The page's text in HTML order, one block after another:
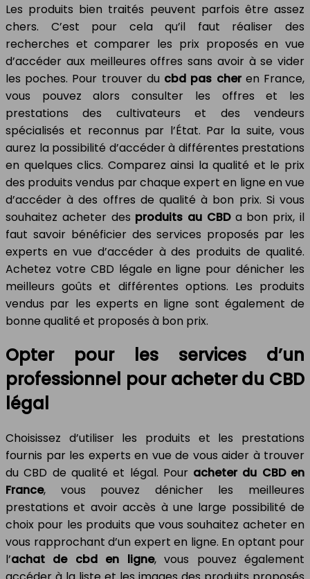
Les produits bien traités peuvent parfois être assez
chers. C’est pour cela qu’il faut réaliser des
recherches et comparer les prix proposés en vue
d’accéder aux meilleures offres sans avoir à se vider
les poches. Pour trouver du cbd pas cher en France,
vous pouvez alors consulter les offres et les
prestations des cultivateurs et des vendeurs
spécialisés et reconnus par l’État. Par la suite, vous
aurez la possibilité d’accéder à différentes prestations
en quelques clics. Comparez ainsi la qualité et le prix
des produits vendus par chaque expert en ligne en vue
d’accéder à des offres de qualité à bon prix. Si vous
souhaitez acheter des produits au CBDa bon prix, il
faut savoir bénéficier des services proposés par les
experts en vue d’accéder à des produits de qualité.
Achetez votre CBD légale en ligne pour dénicher les
meilleurs goûts et différentes options. Les produits
vendus par les experts en ligne sont également de
bonne qualité et proposés à bon prix.
Opter pour les services d’un
professionnel pour acheter du CBD
légal
Choisissez d’utiliser les produits et les prestations
fournis par les experts en vue de vous aider à trouver
du CBD de qualité et légal. Pour acheter du CBD en
France, vous pouvez dénicher les meilleures
prestations et avoir accès à une large possibilité de
choix pour les produits que vous souhaitez acheter en
vous rapprochant d’un expert en ligne. En optant pour
l’achat de cbd en ligne, vous pouvez également